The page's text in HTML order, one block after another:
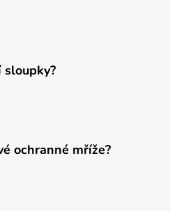
sloupky?
ochranné mříže?